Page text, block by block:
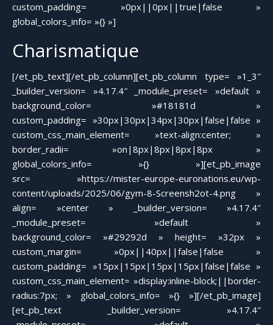
custom_padding= »0px||0px||true|false »
global_colors_info= »{} »]
Charismatique
[/et_pb_text][/et_pb_column][et_pb_column type= »1_3″
_builder_version= »4.17.4″ _module_preset= »default »
background_color= »#18181d »
custom_padding= »30px|30px|34px|30px|false|false »
custom_css_main_element= »text-align:center; »
border_radii= »on|8px|8px|8px|8px »
global_colors_info= »{} »][et_pb_image
src= »https://mister-europe-euronations.eu/wp-
content/uploads/2025/06/gym-8-Screensh2ot-4.png »
align= »center » _builder_version= »4.17.4″
_module_preset= »default »
background_color= »#29292d » height= »32px »
custom_margin= »0px||40px||false|false »
custom_padding= »15px|15px|15px|15px|false|false »
custom_css_main_element= »display:inline-block;||border-
radius:7px; » global_colors_info= »{} »][/et_pb_image]
[et_pb_text _builder_version= »4.17.4″